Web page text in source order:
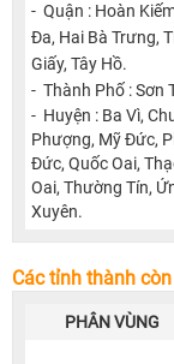
- Quận : Hoàn
Đa, Hai Bà Trưng,
Giấy, Tây Hồ.
- Thành Phố : Sơn
- Huyện : Ba Vì,
Phượng, Mỹ Đức,
Đức, Quốc Oai,
Oai, Thường Tín,
Xuyên.
Các tỉnh thành
PHÂN VÙNG